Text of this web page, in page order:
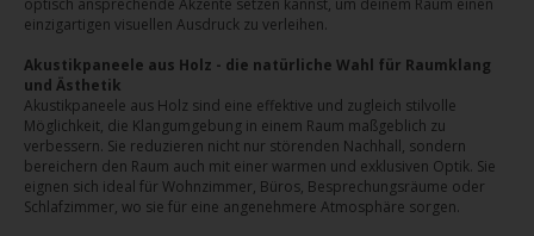
optisch ansprechende Akzente setzen kannst, um deinem Raum einen
einzigartigen visuellen Ausdruck zu verleihen.
Akustikpaneele aus Holz - die natürliche Wahl für Raumklang
und Ästhetik
Akustikpaneele aus Holz sind eine effektive und zugleich stilvolle
Möglichkeit, die Klangumgebung in einem Raum maßgeblich zu
verbessern. Sie reduzieren nicht nur störenden Nachhall, sondern
bereichern den Raum auch mit einer warmen und exklusiven Optik. Sie
eignen sich ideal für Wohnzimmer, Büros, Besprechungsräume oder
Schlafzimmer, wo sie für eine angenehmere Atmosphäre sorgen.